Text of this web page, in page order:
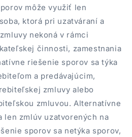
môže využiť len
ktorá pri uzatváraní a
nekoná v rámci
činnosti, zamestnania
riešenie sporov sa týka
a predávajúcim,
zmluvy alebo
zmluvou. Alternatívne
len zmlúv uzatvorených na
sporov sa netýka sporov,